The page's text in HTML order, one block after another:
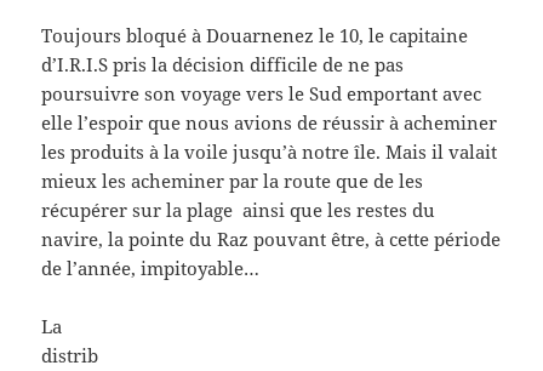
Toujours bloqué à Douarnenez le 10, le capitaine
d’I.R.I.S pris la décision difficile de ne pas
poursuivre son voyage vers le Sud emportant avec
elle l’espoir que nous avions de réussir à acheminer
les produits à la voile jusqu’à notre île. Mais il valait
mieux les acheminer par la route que de les
récupérer sur la plage ainsi que les restes du
navire, la pointe du Raz pouvant être, à cette période
de l’année, impitoyable…
La
distrib